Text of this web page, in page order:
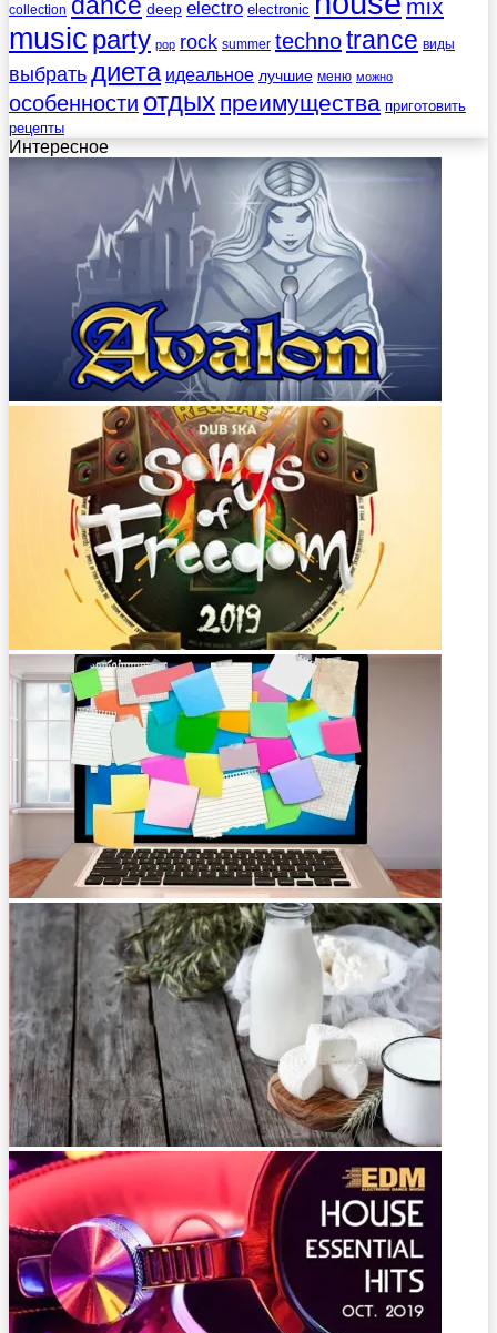
collection dance deep electro electronic mix
music party pop rock summer technotrance виды
выбратьдиета идеальное лучшие меню можно
особенности отдых преимущества приготовить
рецепты
Интересное